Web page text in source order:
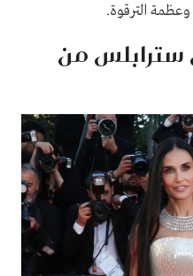
وعظمة الترقوة.
من